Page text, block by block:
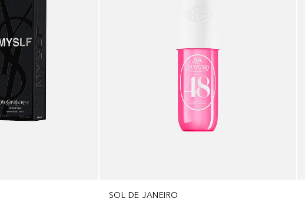
SOL DE JANEIRO